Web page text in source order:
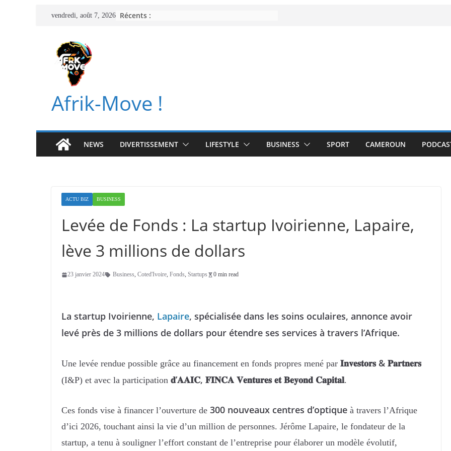
Passer
contenu
vendredi, août 7, 2026 Récents :
Afrik-Move !
NEWS DIVERTISSEMENT LIFESTYLE BUSINESS SPORT CAMEROUN
ACTU BIZ BUSINESS
Levée de Fonds : La startup Ivoirienne, Lapaire,
lève 3 millions de dollars
23 janvier 2024 Business, Coted'Ivoire, Fonds, Startups 0 min read
La startup Ivoirienne, Lapaire, spécialisée dans les soins oculaires, annonce avoir
levé près de 3 millions de dollars pour étendre ses services à travers l’Afrique.
Une levée rendue possible grâce au financement en fonds propres mené par 𝐈𝐧𝐯𝐞𝐬𝐭𝐨𝐫𝐬 & 𝐏𝐚𝐫𝐭𝐧𝐞𝐫𝐬
(I&P) et avec la participation 𝐝’𝐀𝐀𝐈𝐂, 𝐅𝐈𝐍𝐂𝐀 𝐕𝐞𝐧𝐭𝐮𝐫𝐞𝐬 𝐞𝐭 𝐁𝐞𝐲𝐨𝐧𝐝 𝐂𝐚𝐩𝐢𝐭𝐚𝐥.
Ces fonds vise à financer l’ouverture de 300 nouveaux centres d’optique à travers l’Afrique
d’ici 2026, touchant ainsi la vie d’un million de personnes. Jérôme Lapaire, le fondateur de la
startup, a tenu à souligner l’effort constant de l’entreprise pour élaborer un modèle évolutif,